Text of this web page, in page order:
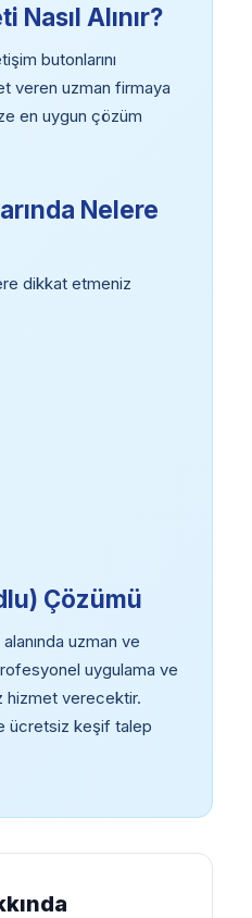
Alınır?
butonlarını
veren uzman firmaya
en uygun çözüm
Nelere
dikkat etmeniz
Çözümü
uzman ve
uygulama ve
hizmet verecektir.
ücretsiz keşif talep